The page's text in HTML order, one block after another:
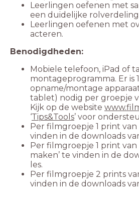
Leerlingen oefenen met
Leerlingen oefenen met
Mobiele telefoon, iPad of
montageprogramma. Er is 1
opname/montage
tablet) nodig per groepje
Kijk op de website
‘Tips&Tools
Per filmgroepje 1 print van
Per filmgroepje 1 print van
maken’ te vinden in de
Per filmgroepje 2 prints